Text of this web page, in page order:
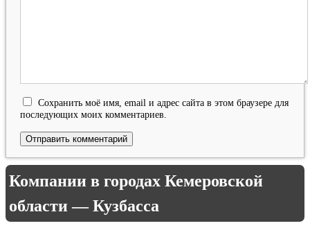
Сохранить моё имя, email и адрес сайта в этом браузере для
последующих моих комментариев.
Компании в городах Кемеровской
области — Кузбасса